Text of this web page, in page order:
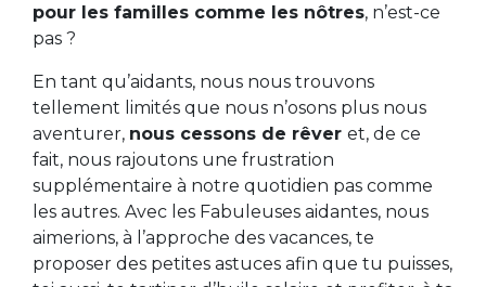
pour les familles comme les nôtres, n’est-ce
pas ?
En tant qu’aidants, nous nous trouvons
tellement limités que nous n’osons plus nous
aventurer, nous cessons de rêver et, de ce
fait, nous rajoutons une frustration
supplémentaire à notre quotidien pas comme
les autres. Avec les Fabuleuses aidantes, nous
aimerions, à l’approche des vacances, te
proposer des petites astuces afin que tu puisses,